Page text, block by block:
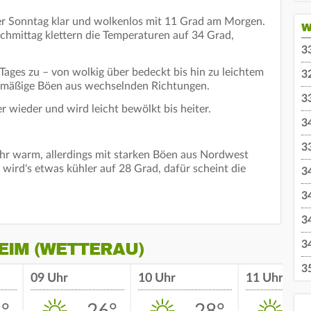
Sonntag klar und wolkenlos mit 11 Grad am Morgen.
klettern die Temperaturen auf 34 Grad,
zu – von wolkig über bedeckt bis hin zu leichtem
Böen aus wechselnden Richtungen.
wieder und wird leicht bewölkt bis heiter.
warm, allerdings mit starken Böen aus Nordwest
etwas kühler auf 28 Grad, dafür scheint die
(WETTERAU)
09 Uhr 10 Uhr 11 Uhr